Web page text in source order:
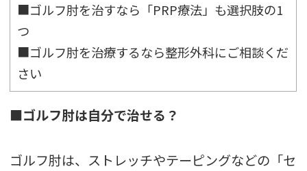
■ゴルフ肘を治すなら「PRP療法」も選択肢の1
つ
■ゴルフ肘を治療するなら整形外科にご相談くだ
さい
■ゴルフ肘は自分で治せる？
ゴルフ肘は、ストレッチやテーピングなどの「セ